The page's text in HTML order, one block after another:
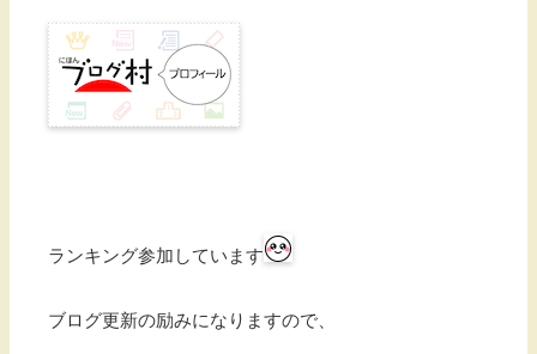
ランキング参加しています
ブログ更新の励みになりますので、